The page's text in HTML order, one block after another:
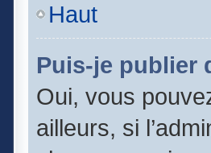
Haut
Puis-je publier
Oui, vous
ailleurs, si